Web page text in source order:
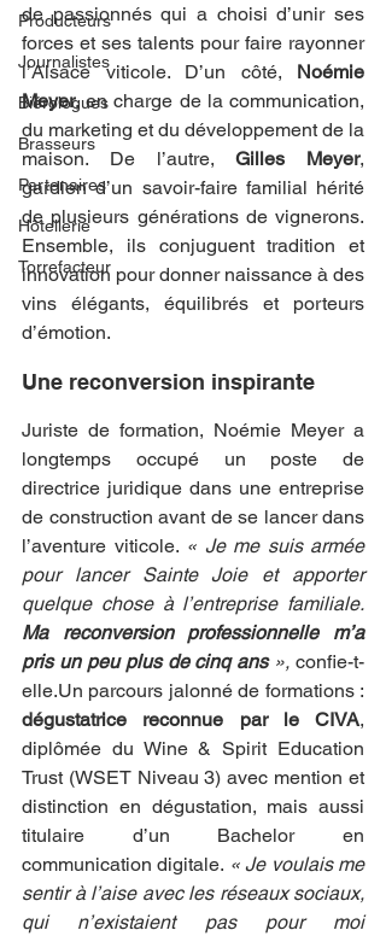
Producteurs
Journalistes
Biérologues
Brasseurs
Partenaires
Hôtellerie
Torrefacteur
de passionnés qui a choisi d’unir ses
forces et ses talents pour faire rayonner
l’Alsace viticole. D’un côté, Noémie
Meyer, en charge de la communication,
du marketing et du développement de la
maison. De l’autre, Gilles Meyer,
gardien d’un savoir-faire familial hérité
de plusieurs générations de vignerons.
Ensemble, ils conjuguent tradition et
innovation pour donner naissance à des
vins élégants, équilibrés et porteurs
d’émotion.
Une reconversion inspirante
Juriste de formation, Noémie Meyer a
longtemps occupé un poste de
directrice juridique dans une entreprise
de construction avant de se lancer dans
l’aventure viticole. « Je me suis armée
pour lancer Sainte Joie et apporter
Ma reconversion professionnelle m’a
pris un peu plus de cinq ans », confie-t-
dégustatrice reconnue par le CIVA,
diplômée du Wine & Spirit Education
Trust (WSET Niveau 3) avec mention et
distinction en dégustation, mais aussi
titulaire d’un Bachelor en
communication digitale. « Je voulais me
sentir à l’aise avec les réseaux sociaux,
qui n’existaient pas pour moi